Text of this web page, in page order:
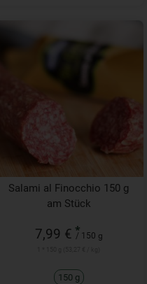
Salami al Finocchio 150 g
am Stück
7,99 € *
/ 150 g
150 g